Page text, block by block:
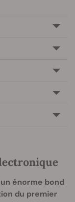
énorme bond
du premier